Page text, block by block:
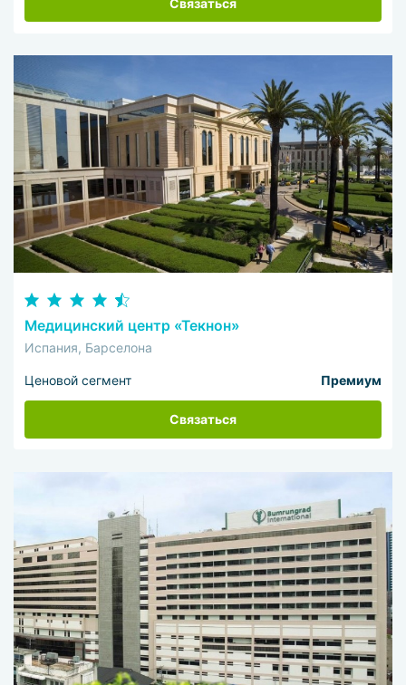
Медицинский центр «Текнон»
Испания, Барселона
Ценовой сегмент Премиум
Связаться